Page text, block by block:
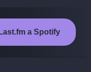
a Spotify